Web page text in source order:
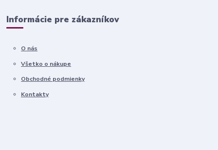
Informácie pre zákazníkov
O nás
Všetko o nákupe
Obchodné podmienky
Kontakty